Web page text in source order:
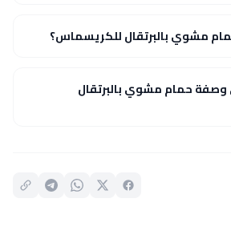
مشوي بالبرتقال للكريسماس؟
حمام مشوي بالبرتقال